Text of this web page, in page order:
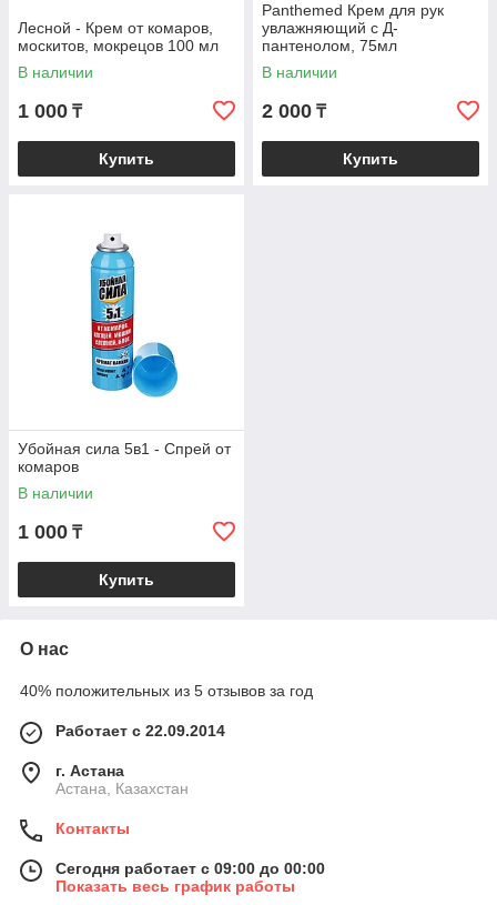
Лесной - Крем от комаров,
москитов, мокрецов 100 мл
В наличии
1 000 ₸
Купить
Panthemed Крем для рук
увлажняющий с Д-
пантенолом, 75мл
В наличии
2 000 ₸
Купить
Убойная сила 5в1 - Спрей от
комаров
В наличии
1 000 ₸
Купить
О нас
40% положительных из 5 отзывов за год
Работает с 22.09.2014
г. Астана
Астана, Казахстан
Контакты
Сегодня работает с 09:00 до 00:00
Показать весь график работы